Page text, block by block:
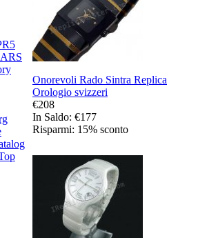
Onorevoli Rado Sintra Replica
Orologio svizzeri
€208
In Saldo: €177
Risparmi: 15% sconto